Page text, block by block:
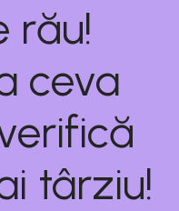
rău!
ceva
târziu!